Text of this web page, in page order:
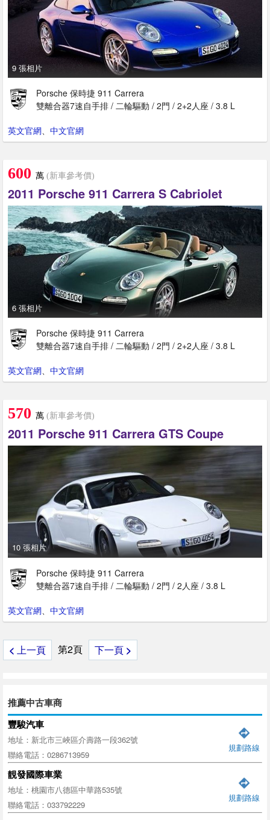
9 張相片
Porsche 保時捷 911 Carrera
雙離合器7速自手排 / 二輪驅動 / 2門 / 2+2人座 / 3.8 L
英文官網、 中文官網
600 萬 (新車參考價)
2011 Porsche 911 Carrera S Cabriolet
6 張相片
Porsche 保時捷 911 Carrera
雙離合器7速自手排 / 二輪驅動 / 2門 / 2+2人座 / 3.8 L
英文官網、 中文官網
570 萬 (新車參考價)
2011 Porsche 911 Carrera GTS Coupe
10 張相片
Porsche 保時捷 911 Carrera
雙離合器7速自手排 / 二輪驅動 / 2門 / 2人座 / 3.8 L
英文官網 中文官網
< 上一頁 第2頁 下一頁 >
推薦中古車商
豐駿汽車
地址：新北市三峽區介壽路一段362號
聯絡電話：0286713959
規劃路線
靚發國際車業
地址：桃園市八德區中華路535號
聯絡電話：033792229
規劃路線